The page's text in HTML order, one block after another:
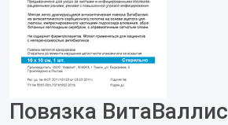
Повязка ВитаВаллис